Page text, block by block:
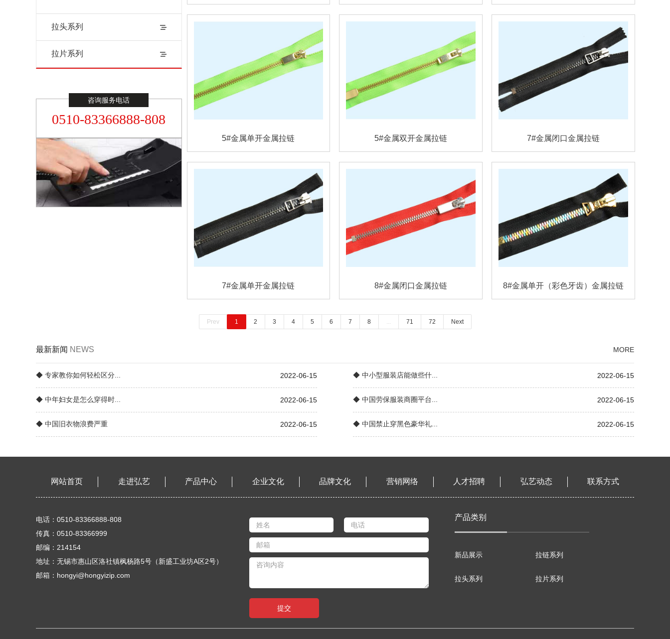
拉头系列
拉片系列
0510-83366888-808
咨询服务电话
5#金属单开金属拉链 5#金属双开金属拉链 7#金属闭口金属拉链
7#金属单开金属拉链 8#金属闭口金属拉链 8#金属单开（彩色牙齿）金属拉链
Prev 1 2 3 4 5 6 7 8 71 72 Next
最新新闻 NEWS MORE
◆ 专家教你如何轻松区分... 2022-06-15 ◆ 中小型服装店能做些什... 2022-06-15
◆ 中年妇女是怎么穿得时... 2022-06-15 ◆ 中国劳保服装商圈平台... 2022-06-15
◆ 中国旧衣物浪费严重 2022-06-15 ◆ 中国禁止穿黑色豪华礼... 2022-06-15
网站首页 走进弘艺 产品中心 企业文化 品牌文化 营销网络 人才招聘 弘艺动态 联系方式
电话：0510-83366888-808
传真：0510-83366999
邮编：214154
地址：无锡市惠山区洛社镇枫杨路5号（新盛工业坊A区2号）
邮箱：hongyi@hongyizip.com
产品类别
新品展示 拉链系列
拉头系列 拉片系列